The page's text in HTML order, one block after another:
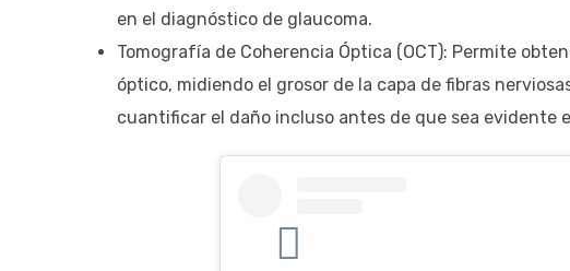
en el diagnóstico de glaucoma.
Tomografía de Coherencia Óptica (OCT): Permite
óptico, midiendo el grosor de la capa de fibras
cuantificar el daño incluso antes de que sea evidente